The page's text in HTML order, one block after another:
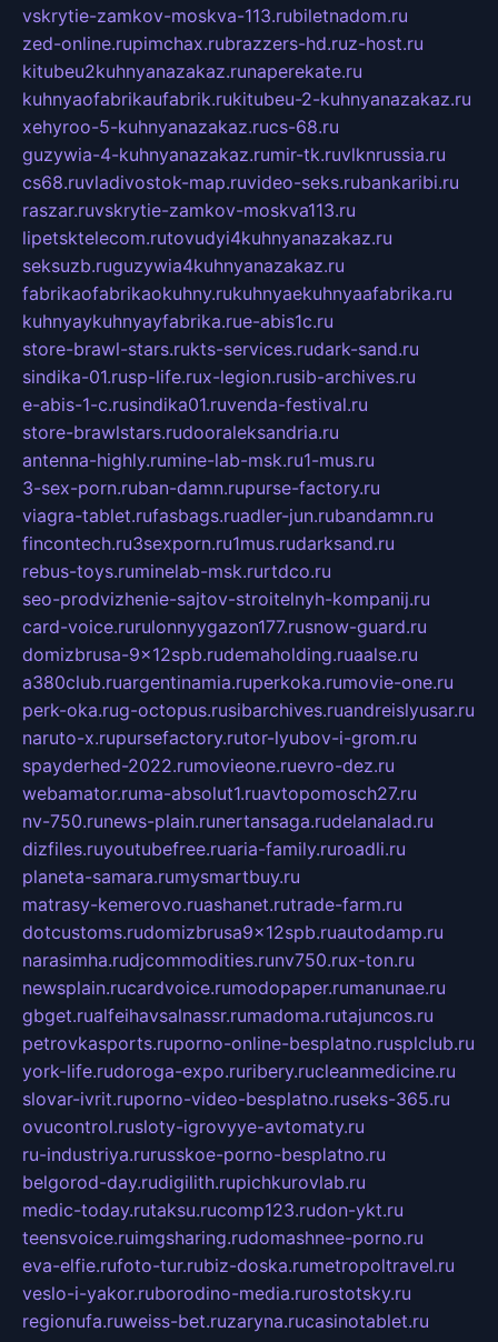
vskrytie-zamkov-moskva-113.rubiletnadom.ru
zed-online.rupimchax.rubrazzers-hd.ruz-host.ru
kitubeu2kuhnyanazakaz.runaperekate.ru
kuhnyaofabrikaufabrik.rukitubeu-2-kuhnyanazakaz.ru
xehyroo-5-kuhnyanazakaz.rucs-68.ru
guzywia-4-kuhnyanazakaz.rumir-tk.ruvlknrussia.ru
cs68.ruvladivostok-map.ruvideo-seks.rubankaribi.ru
raszar.ruvskrytie-zamkov-moskva113.ru
lipetsktelecom.rutovudyi4kuhnyanazakaz.ru
seksuzb.ruguzywia4kuhnyanazakaz.ru
fabrikaofabrikaokuhny.rukuhnyaekuhnyaafabrika.ru
kuhnyaykuhnyayfabrika.rue-abis1c.ru
store-brawl-stars.rukts-services.rudark-sand.ru
sindika-01.rusp-life.rux-legion.rusib-archives.ru
e-abis-1-c.rusindika01.ruvenda-festival.ru
store-brawlstars.rudooraleksandria.ru
antenna-highly.rumine-lab-msk.ru1-mus.ru
3-sex-porn.ruban-damn.rupurse-factory.ru
viagra-tablet.rufasbags.ruadler-jun.rubandamn.ru
fincontech.ru3sexporn.ru1mus.rudarksand.ru
rebus-toys.ruminelab-msk.rurtdco.ru
seo-prodvizhenie-sajtov-stroitelnyh-kompanij.ru
card-voice.rurulonnyygazon177.rusnow-guard.ru
domizbrusa-9x12spb.rudemaholding.ruaalse.ru
a380club.ruargentinamia.ruperkoka.rumovie-one.ru
perk-oka.rug-octopus.rusibarchives.ruandreislyusar.ru
naruto-x.rupursefactory.rutor-lyubov-i-grom.ru
spayderhed-2022.rumovieone.ruevro-dez.ru
webamator.ruma-absolut1.ruavtopomosch27.ru
nv-750.runews-plain.runertansaga.rudelanalad.ru
dizfiles.ruyoutubefree.ruaria-family.ruroadli.ru
planeta-samara.rumysmartbuy.ru
matrasy-kemerovo.ruashanet.rutrade-farm.ru
dotcustoms.rudomizbrusa9x12spb.ruautodamp.ru
narasimha.rudjcommodities.runv750.rux-ton.ru
newsplain.rucardvoice.rumodopaper.rumanunae.ru
gbget.rualfeihavsalnassr.rumadoma.rutajuncos.ru
petrovkasports.ruporno-online-besplatno.rusplclub.ru
york-life.rudoroga-expo.ruribery.rucleanmedicine.ru
slovar-ivrit.ruporno-video-besplatno.ruseks-365.ru
ovucontrol.rusloty-igrovyye-avtomaty.ru
ru-industriya.rurusskoe-porno-besplatno.ru
belgorod-day.rudigilith.rupichkurovlab.ru
medic-today.rutaksu.rucomp123.rudon-ykt.ru
teensvoice.ruimgsharing.rudomashnee-porno.ru
eva-elfie.rufoto-tur.rubiz-doska.rumetropoltravel.ru
veslo-i-yakor.ruborodino-media.rurostotsky.ru
regionufa.ruweiss-bet.ruzaryna.rucasinotablet.ru